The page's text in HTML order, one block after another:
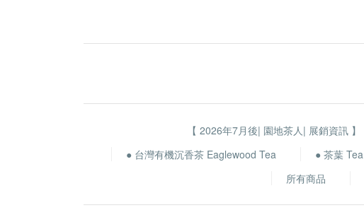
【 2026年7月後| 園地茶人| 展銷資訊 】
● 台灣有機沉香茶 Eaglewood Tea
● 茶葉 Tea
所有商品